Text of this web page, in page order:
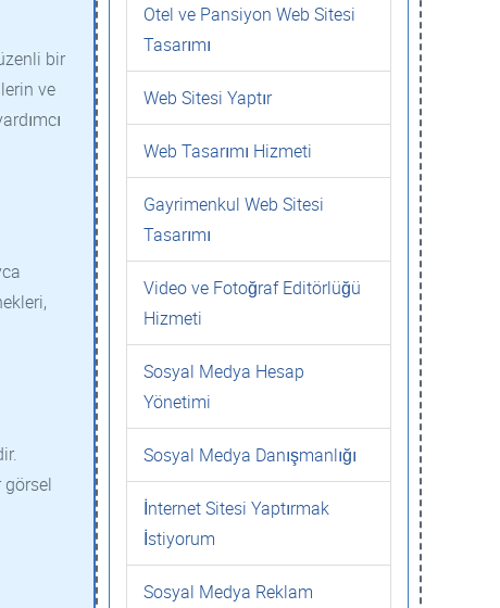
bir
ve
görsel
Otel ve Pansiyon Web Sitesi
Tasarımı
Web Sitesi Yaptır
Web Tasarımı Hizmeti
Gayrimenkul Web Sitesi
Tasarımı
Video ve Fotoğraf Editörlüğü
Hizmeti
Sosyal Medya Hesap
Yönetimi
Sosyal Medya Danışmanlığı
İnternet Sitesi Yaptırmak
İstiyorum
Sosyal Medya Reklam